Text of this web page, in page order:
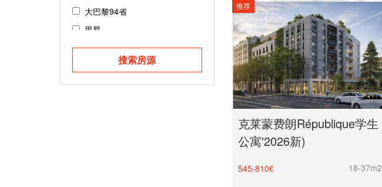
大巴黎94省
里昂
斯特拉斯堡
图卢兹
搜索房源
推荐
克莱蒙费朗République学生
公寓'2026新)
545-810€ 18-37m2